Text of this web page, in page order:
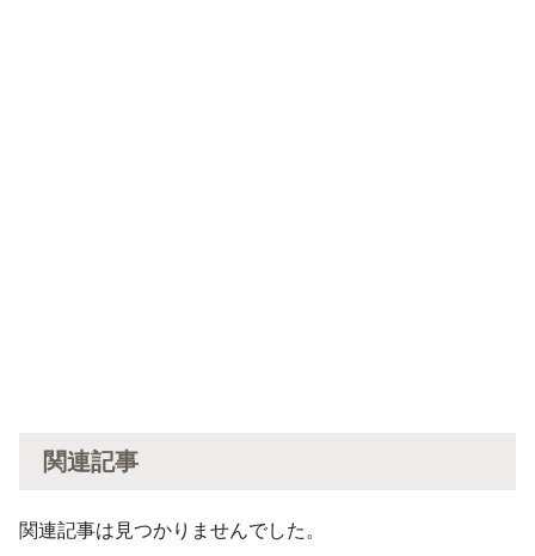
関連記事
関連記事は見つかりませんでした。